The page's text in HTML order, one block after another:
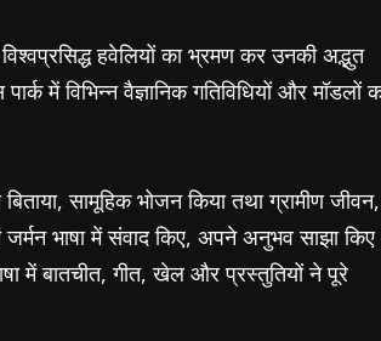
विश्वप्रसिद्ध हवेलियों का भ्रमण कर उनकी अद्भुत
में विभिन्न वैज्ञानिक गतिविधियों और मॉडलों
सामूहिक भोजन किया तथा ग्रामीण जीवन,
जर्मन भाषा में संवाद किए, अपने अनुभव साझा किए
में बातचीत, गीत, खेल और प्रस्तुतियों ने पूरे